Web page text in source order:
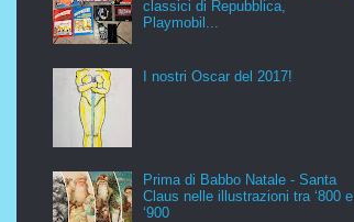
classici di Repubblica,
Playmobil...
I nostri Oscar del 2017!
Prima di Babbo Natale - Santa
Claus nelle illustrazioni tra ‘800 e
‘900